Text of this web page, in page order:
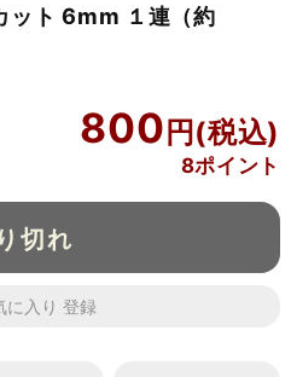
ット 6mm １連（約
800
8ポイント
切れ
に入り